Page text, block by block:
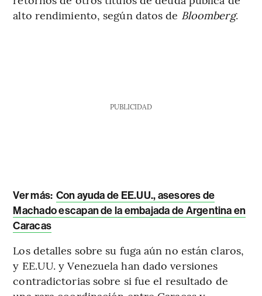
alto rendimiento, según datos de Bloomberg.
PUBLICIDAD
Ver más: Con ayuda de EE.UU., asesores de
Machado escapan de la embajada de Argentina en
Caracas
Los detalles sobre su fuga aún no están claros,
y EE.UU. y Venezuela han dado versiones
contradictorias sobre si fue el resultado de